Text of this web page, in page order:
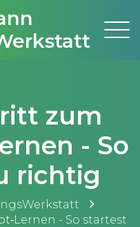
zum
- So
richtig
- So startest